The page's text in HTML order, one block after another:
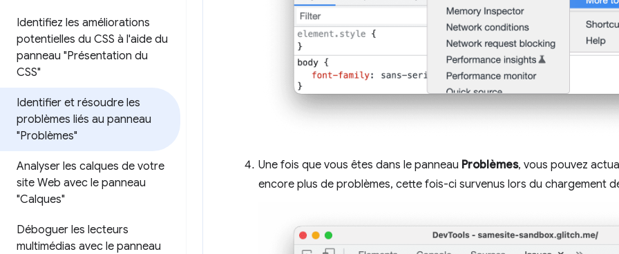
Identifiez les améliorations
potentielles du CSS à l'aide du
panneau "Présentation du
CSS"
Identifier et résoudre les
problèmes liés au panneau
"Problèmes"
Analyser les calques de votre
site Web avec le panneau
"Calques"
Déboguer les lecteurs
multimédias avec le panneau
Une fois que vous êtes dans le panneau Problèmes, vous pouvez
encore plus de problèmes, cette fois-ci survenus lors du chargement